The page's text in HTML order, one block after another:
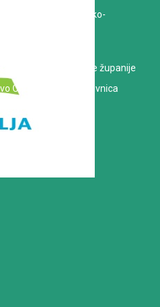
zdravstvo Koprivničko-
Tomislav Bardek
križevačke županije
Crvenog križa Koprivnica